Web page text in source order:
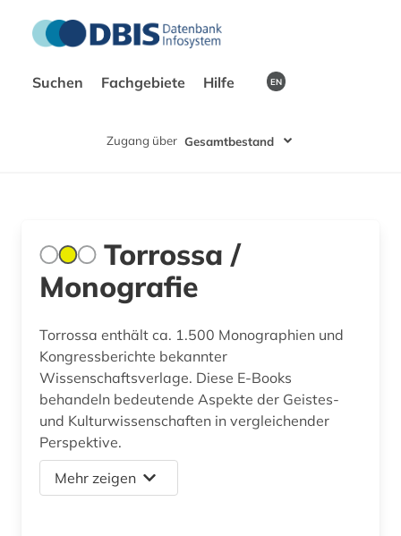
Suchen Fachgebiete Hilfe EN
Zugang über Gesamtbestand
Torrossa /
Monografie
Torrossa enthält ca. 1.500 Monographien und
Kongressberichte bekannter
Wissenschaftsverlage. Diese E-Books
behandeln bedeutende Aspekte der Geistes-
und Kulturwissenschaften in vergleichender
Perspektive.
Mehr zeigen